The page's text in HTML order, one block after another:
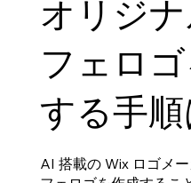
オリジ
フェロ
する手順
AI 搭載の Wix ロゴメ